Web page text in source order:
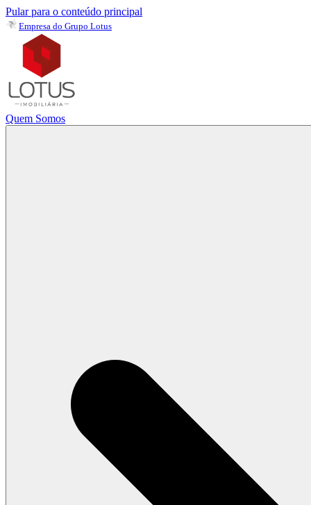
Pular para o conteúdo principal
Empresa do Grupo Lotus
Quem Somos